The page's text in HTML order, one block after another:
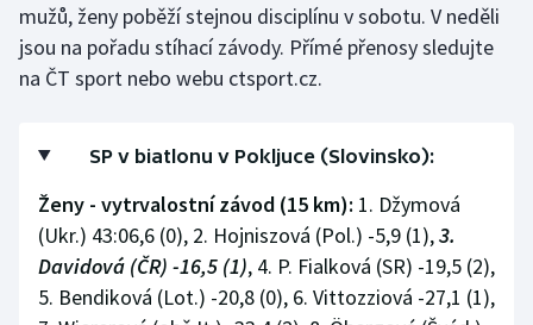
mužů, ženy poběží stejnou disciplínu v sobotu. V neděli
jsou na pořadu stíhací závody. Přímé přenosy sledujte
na ČT sport nebo webu ctsport.cz.
SP v biatlonu v Pokljuce (Slovinsko):
Ženy - vytrvalostní závod (15 km): 1. Džymová
(Ukr.) 43:06,6 (0), 2. Hojniszová (Pol.) -5,9 (1),3.
Davidová (ČR) -16,5 (1), 4. P. Fialková (SR) -19,5 (2),
5. Bendiková (Lot.) -20,8 (0), 6. Vittozziová -27,1 (1),